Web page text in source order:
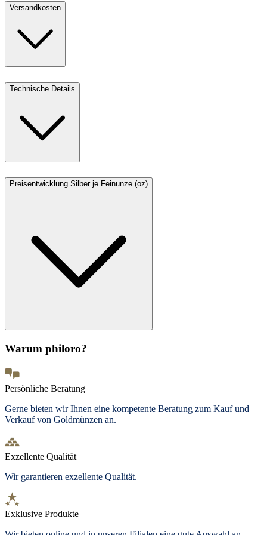
Versandkosten
Technische Details
Preisentwicklung Silber je Feinunze (oz)
Warum philoro?
Persönliche Beratung
Gerne bieten wir Ihnen eine kompetente Beratung zum Kauf und
Verkauf von Goldmünzen an.
Exzellente Qualität
Wir garantieren exzellente Qualität.
Exklusive Produkte